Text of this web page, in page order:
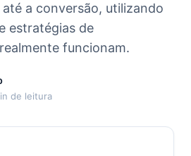
a conversão, utilizando
estratégias de
funcionam.
de leitura